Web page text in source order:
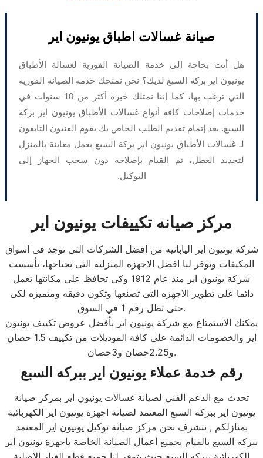
صيانة غسالات اطباق يونيون اير
هل أنت بحاجة إلى خدمة الصيانة الفورية لغسالة الأطباق
يونيون اير بركة السبع لديك؟ نحن نمنحك خدمة الصيانة الفورية
التي ترغب بها، كما إننا نمتلك خبرة أكثر من 10 سنوات في
خدمات إصلاحات كافة أنواع غسالات الأطباق يونيون اير بركة
السبع. بعد إتمام تقديم الطلب الخاص بك يقوم الفنيون التابعون
لـ غسالات الأطباق يونيون اير بركة السبع بعمل معاينة بالمنزل
لتحديد العطل، ثم القيام بإصلاحه دون سحب الجهاز إلى
التوكيل.
مركز صيانه تكييفات يونيون اير
شركة يونيون اير اليابانيه من افضل الشركات التى توجد فى اسواق
المكيفات وتوفر لنا افضل الاجهزه المنزليه التى تحتاجها، تأسست
شركة يونيون اير منذ عام 1912 وكى تحافظ على مكانتها تعمل
دائما على تطوير الاجهزه التى تصنعها وتكون دقيقه ومتميزه لكى
حتى تظل رقم 1 في السوق.
يمكنك الاستمتاع مع شركة يونيون اير بأفضل عروض تكييف يونيون
اير والخصومات الدائمة على كافة الموديلات من تكييف 1.5 حصان
و2.25حصان و3حصان.
رقم خدمة عملاء يونيون اير ببركه السبع
تحدث مع الدعم الفني لصيانة غسالات يونيون اير بمركز صيانة
يونيون اير ببركه السبع المعتمد لصيانة اجهزة يونيون اير الكهربائية
بمنازلكم , نتشرف نحن مركز صيانة توكيل يونيون اير المعتمد
ببركه السبع بالقيام بجميع أعمال الصيانة الخاصة باجهزة يونيون اير